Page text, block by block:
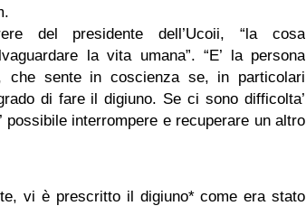
del presidente dell’Ucoii, “la cosa
la vita umana”. “E’ la persona
che sente in coscienza se, in particolari
di fare il digiuno. Se ci sono difficolta’
possibile interrompere e recuperare un altro
vi è prescritto il digiuno* come era stato